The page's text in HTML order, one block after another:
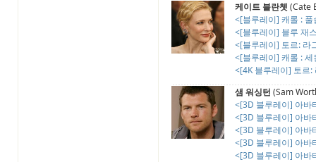
케이트 블란쳇 (Cate
<[블루레이] 캐롤 :
<[블루레이] 블루 재
<[블루레이] 토르: 라
<[블루레이] 캐롤 :
<[4K 블루레이] 토르:
샘 워싱턴 (Sam
<[3D 블루레이] 아바
<[3D 블루레이] 아바
<[3D 블루레이] 아바
<[3D 블루레이] 아바
<[3D 블루레이] 아바